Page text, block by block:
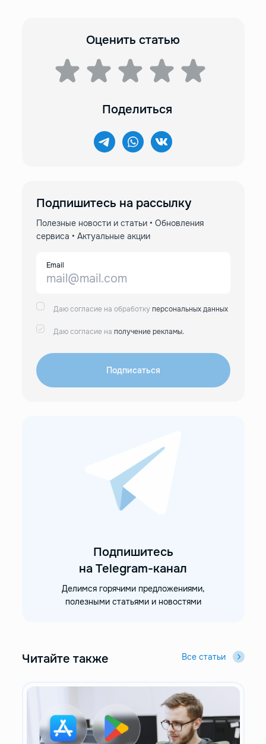
Оценить статью
Поделиться
Подпишитесь на рассылку
Полезные новости и статьи • Обновления
сервиса • Актуальные акции
Email
Даю согласие на обработкуперсональных данных
Даю согласие на получение рекламы.
Подписаться
Подпишитесь
на Telegram-канал
Делимся горячими предложениями,
полезными статьями и новостями
Читайте также Все статьи